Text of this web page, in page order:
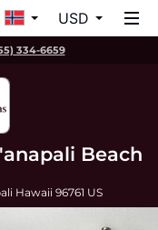
USD
334-6659
Beach
Hawaii 96761 US